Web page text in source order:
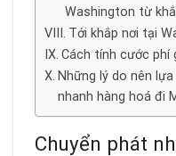
Washington từ
Tới khắp nơi tại
Cách tính cước phí
Những lý do nên
nhanh hàng hoá đi
Chuyển phát